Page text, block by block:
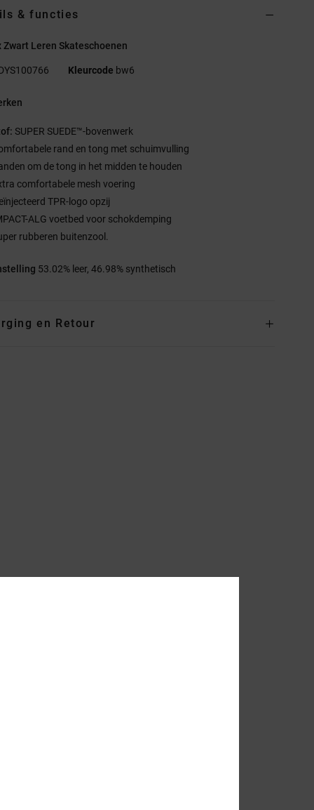
& functies
Zwart Leren Skateschoenen
Kleurcode bw6
SUPER SUEDE™-bovenwerk
rand en tong met schuimvulling
om de tong in het midden te houden
comfortabele mesh voering
TPR-logo opzij
ALG voetbed voor schokdemping
rubberen buitenzool.
53.02% leer, 46.98% synthetisch
en Retour